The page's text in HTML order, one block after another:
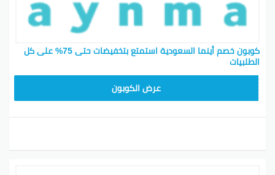
كوبون خصم أينما السعودية استمتع بتخفيضات حتى 75% على كل
الطلبيات
عرض الكوبون